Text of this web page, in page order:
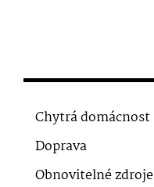
Chytrá domácnost
Doprava
Obnovitelné zdroje